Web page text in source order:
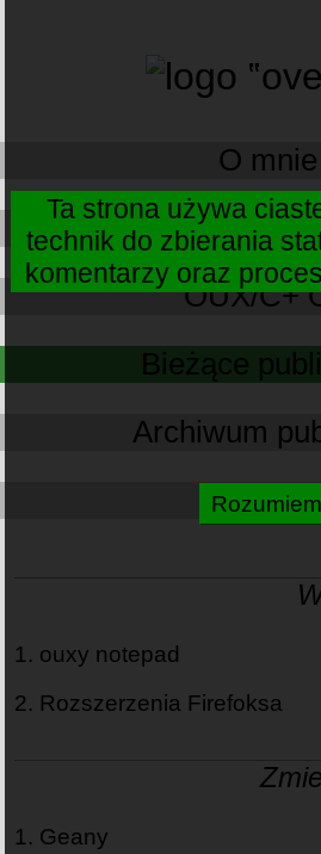
O mnie
OUX/
OUX/C+
Bieżące
Archiwum
Kontakt
ouxy notepad
Rozszerzenia Firefoksa
Geany
Ta strona używa
technik do zbierania
komentarzy oraz